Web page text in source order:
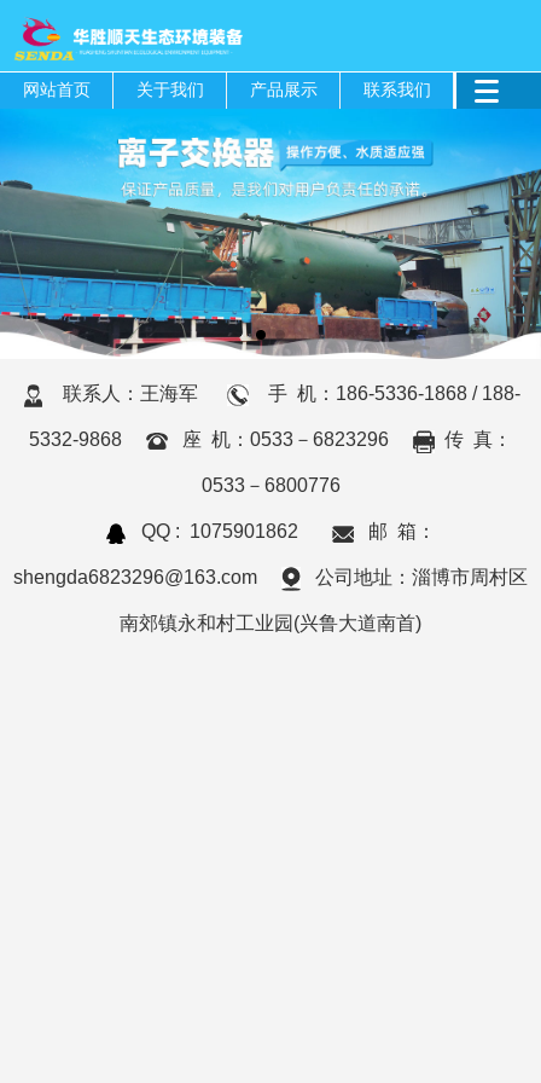
网站首页 关于我们 产品展示 联系我们
联系人：王海军 手 机：186-5336-1868 / 188-
5332-9868 座 机：0533－6823296 传 真：
0533－6800776
QQ : 1075901862 邮 箱：
shengda6823296@163.com 公司地址：淄博市周村区
南郊镇永和村工业园(兴鲁大道南首)